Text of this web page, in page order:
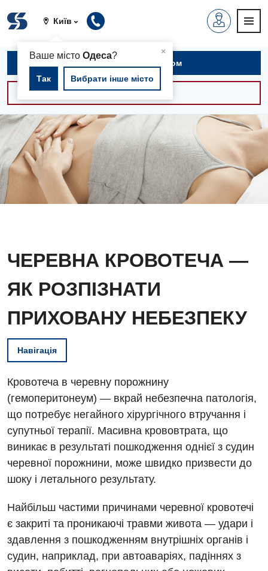
Київ
×
Ваше містоОдеса?
Так Вибрати інше місто
Записатися на прийом
Консультації -30%
ЧЕРЕВНА КРОВОТЕЧА —
ЯК РОЗПІЗНАТИ
ПРИХОВАНУ НЕБЕЗПЕКУ
Навігація
Кровотеча в черевну порожнину
(гемоперитонеум) — вкрай небезпечна патологія,
що потребує негайного хірургічного втручання і
супутньої терапії. Масивна крововтрата, що
виникає в результаті пошкодження однієї з судин
черевної порожнини, може швидко призвести до
шоку і летального результату.
Найбільш частими причинами черевної кровотечі
є закриті та проникаючі травми живота — удари і
здавлення з пошкодженням внутрішніх органів і
судин, наприклад, при автоаваріях, падіннях з